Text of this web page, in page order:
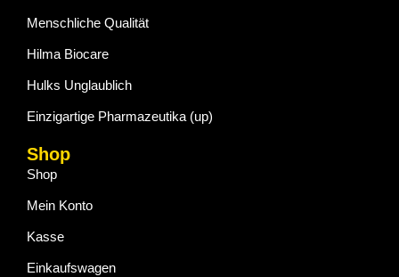
Menschliche Qualität
Hilma Biocare
Hulks Unglaublich
Einzigartige Pharmazeutika (up)
Shop
Shop
Mein Konto
Kasse
Einkaufswagen